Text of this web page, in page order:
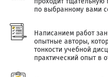
по выбранному вами
Написанием работ
опытные авторы,
тонкости учебной
практический опыт в